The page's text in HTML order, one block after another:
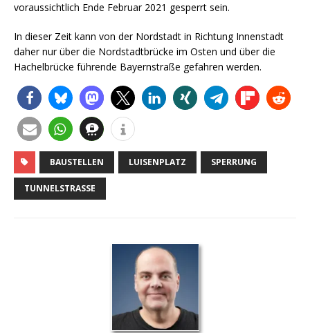
voraussichtlich Ende Februar 2021 gesperrt sein.
In dieser Zeit kann von der Nordstadt in Richtung Innenstadt
daher nur über die Nordstadtbrücke im Osten und über die
Hachelbrücke führende Bayernstraße gefahren werden.
BAUSTELLEN LUISENPLATZ SPERRUNG
TUNNELSTRASSE